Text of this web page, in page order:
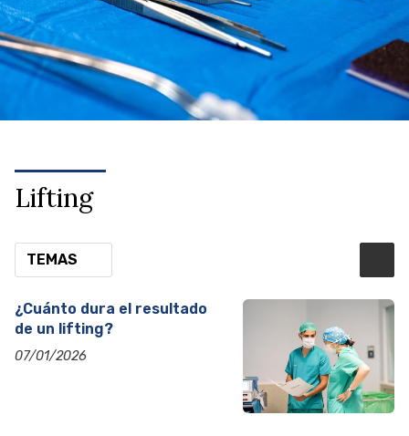
Lifting
TEMAS
¿Cuánto dura el resultado
de un lifting?
07/01/2026